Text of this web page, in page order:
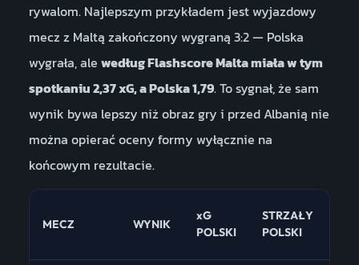
rywalom. Najlepszym przykładem jest wyjazdowy
mecz z Maltą zakończony wygraną 3:2 — Polska
wygrała, ale według Flashscore Malta miała w tym
spotkaniu 2,37 xG, a Polska 1,79. To sygnał, że sam
wynik bywa lepszy niż obraz gry i przed Albanią nie
można opierać oceny formy wyłącznie na
końcowym rezultacie.
MECZ WYNIK
xG
POLSKI
STRZAŁY
POLSKI